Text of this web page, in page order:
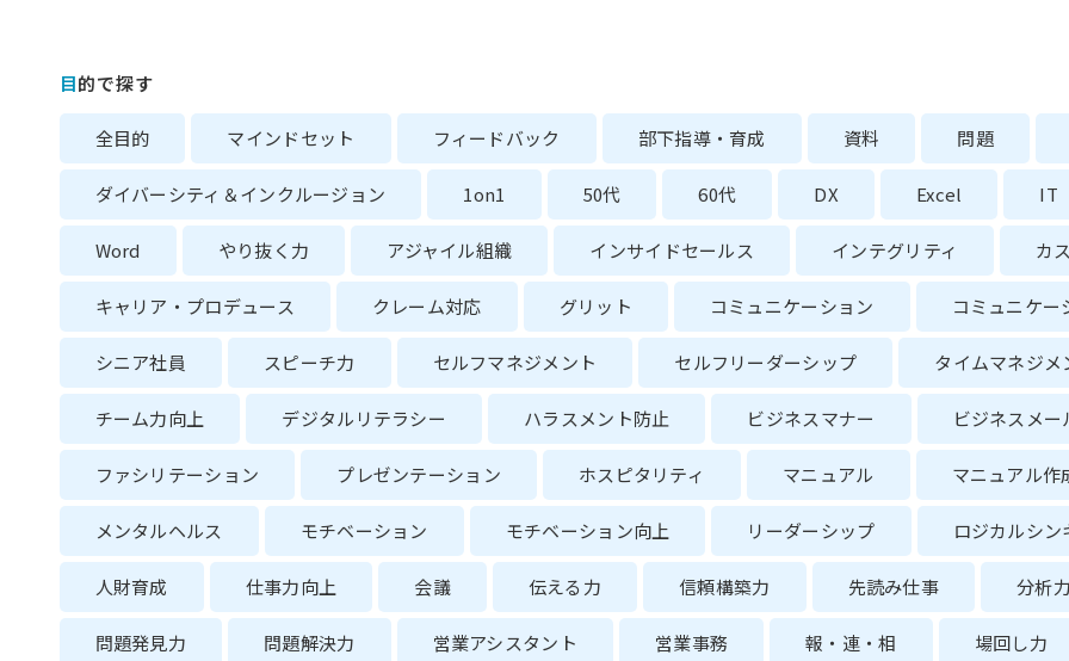
目的で探す
全目的 マインドセット フィードバック 部下指導・育成 資料 問題
ダイバーシティ＆インクルージョン 1on1 50代 60代 DX Excel IT
Word やり抜く力 アジャイル組織 インサイドセールス インテグリティ カ
キャリア・プロデュース クレーム対応 グリット コミュニケーション コミュニケー
シニア社員 スピーチ力 セルフマネジメント セルフリーダーシップ タイムマネジメ
チーム力向上 デジタルリテラシー ハラスメント防止 ビジネスマナー ビジネスメー
ファシリテーション プレゼンテーション ホスピタリティ マニュアル マニュアル作
メンタルヘルス モチベーション モチベーション向上 リーダーシップ ロジカルシン
人財育成 仕事力向上 会議 伝える力 信頼構築力 先読み仕事 分析力
問題発見力 問題解決力 営業アシスタント 営業事務 報・連・相 場回し力